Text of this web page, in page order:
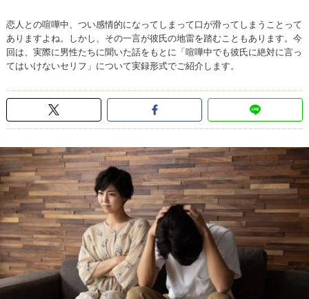
恋人との喧嘩中、つい感情的になってしまって口が滑ってしまうことって
ありますよね。しかし、その一言が彼氏の地雷を踏むこともあります。今
回は、実際に男性たちに聞いた話をもとに「喧嘩中でも彼氏に絶対に言っ
てはいけないセリフ」について実録形式でご紹介します。